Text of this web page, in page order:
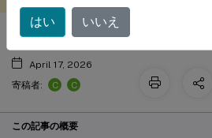
April 17, 2026
寄稿者:
C C
この記事の概要
はい いいえ